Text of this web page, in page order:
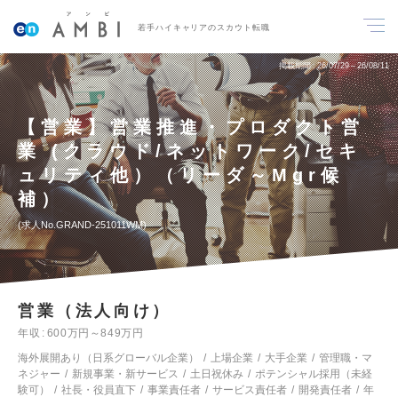
若手ハイキャリアのスカウト転職
掲載期間 26/07/29～26/08/11
【営業】営業推進・プロダクト営
業 (クラウド/ネットワーク/セキ
ュリティ他）（リーダ～Mgr候
補）
求人No.GRAND-251011WM
営業（法人向け）
年収
600万円～849万円
海外展開あり（日系グローバル企業）
上場企業 大手企業
管理職・マ
ネジャー
新規事業・新サービス 土日祝休み
ポテンシャル採用（未経
験可）
社長・役員直下 事業責任者 サービス責任者 開発責任者
年